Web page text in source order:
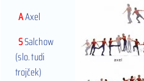
AAxel
SSalchow
(slo. tudi
trojček)